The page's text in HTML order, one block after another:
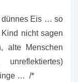
dünnes Eis … so
nicht sagen
alte Menschen
… /*